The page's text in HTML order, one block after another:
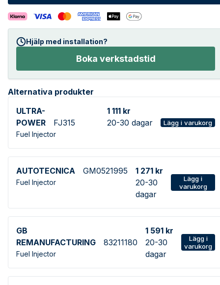
Hjälp med installation?
Boka verkstadstid
Alternativa produkter
ULTRA-
POWER
FJ315
Fuel Injector
1 111 kr
20-30 dagar
Lägg i varukorg
AUTOTECNICA GM0521995
Fuel Injector
1 271 kr
20-30
dagar
Lägg i
varukorg
GB
REMANUFACTURING
83211180
Fuel Injector
1 591 kr
20-30
dagar
Lägg i
varukorg